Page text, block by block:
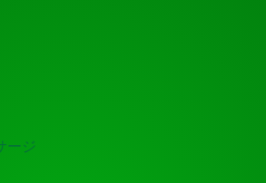
ージ